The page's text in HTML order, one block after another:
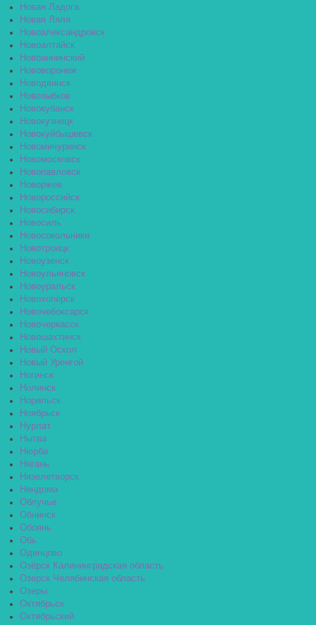
Новая Ладога
Новая Ляля
Новоалександровск
Новоалтайск
Новоаннинский
Нововоронеж
Новодвинск
Новозыбков
Новокубанск
Новокузнецк
Новокуйбышевск
Новомичуринск
Новомосковск
Новопавловск
Новоржев
Новороссийск
Новосибирск
Новосиль
Новосокольники
Новотроицк
Новоузенск
Новоульяновск
Новоуральск
Новохопёрск
Новочебоксарск
Новочеркасск
Новошахтинск
Новый Оскол
Новый Уренгой
Ногинск
Нолинск
Норильск
Ноябрьск
Нурлат
Нытва
Нюрба
Нягань
Нязелетворск
Няндома
Облучье
Обнинск
Обоянь
Обь
Одинцово
Озёрск Калининградская область
Озерск Челябинская область
Озеры
Октябрьск
Октябрьский